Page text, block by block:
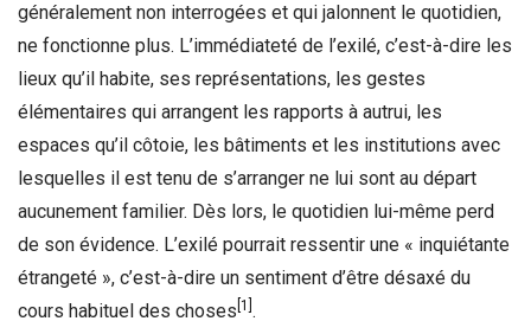
généralement non interrogées et qui jalonnent le quotidien,
ne fonctionne plus. L’immédiateté de l’exilé, c’est-à-dire les
lieux qu’il habite, ses représentations, les gestes
élémentaires qui arrangent les rapports à autrui, les
espaces qu’il côtoie, les bâtiments et les institutions avec
lesquelles il est tenu de s’arranger ne lui sont au départ
aucunement familier. Dès lors, le quotidien lui-même perd
de son évidence. L’exilé pourrait ressentir une « inquiétante
étrangeté », c’est-à-dire un sentiment d’être désaxé du
cours habituel des choses [1] .